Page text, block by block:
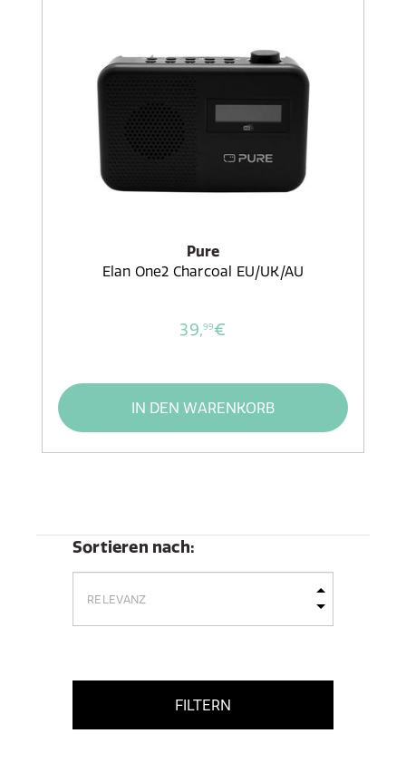
Pure
Elan One2 Charcoal EU/UK/AU
39,99€
IN DEN WARENKORB
Sortieren nach:
FILTERN